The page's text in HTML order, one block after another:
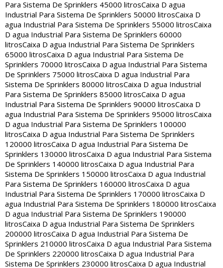
Para Sistema De Sprinklers 45000 litrosCaixa D agua
Industrial Para Sistema De Sprinklers 50000 litrosCaixa D
agua Industrial Para Sistema De Sprinklers 55000 litrosCaixa
D agua Industrial Para Sistema De Sprinklers 60000
litrosCaixa D agua Industrial Para Sistema De Sprinklers
65000 litrosCaixa D agua Industrial Para Sistema De
Sprinklers 70000 litrosCaixa D agua Industrial Para Sistema
De Sprinklers 75000 litrosCaixa D agua Industrial Para
Sistema De Sprinklers 80000 litrosCaixa D agua Industrial
Para Sistema De Sprinklers 85000 litrosCaixa D agua
Industrial Para Sistema De Sprinklers 90000 litrosCaixa D
agua Industrial Para Sistema De Sprinklers 95000 litrosCaixa
D agua Industrial Para Sistema De Sprinklers 100000
litrosCaixa D agua Industrial Para Sistema De Sprinklers
120000 litrosCaixa D agua Industrial Para Sistema De
Sprinklers 130000 litrosCaixa D agua Industrial Para Sistema
De Sprinklers 140000 litrosCaixa D agua Industrial Para
Sistema De Sprinklers 150000 litrosCaixa D agua Industrial
Para Sistema De Sprinklers 160000 litrosCaixa D agua
Industrial Para Sistema De Sprinklers 170000 litrosCaixa D
agua Industrial Para Sistema De Sprinklers 180000 litrosCaixa
D agua Industrial Para Sistema De Sprinklers 190000
litrosCaixa D agua Industrial Para Sistema De Sprinklers
200000 litrosCaixa D agua Industrial Para Sistema De
Sprinklers 210000 litrosCaixa D agua Industrial Para Sistema
De Sprinklers 220000 litrosCaixa D agua Industrial Para
Sistema De Sprinklers 230000 litrosCaixa D agua Industrial